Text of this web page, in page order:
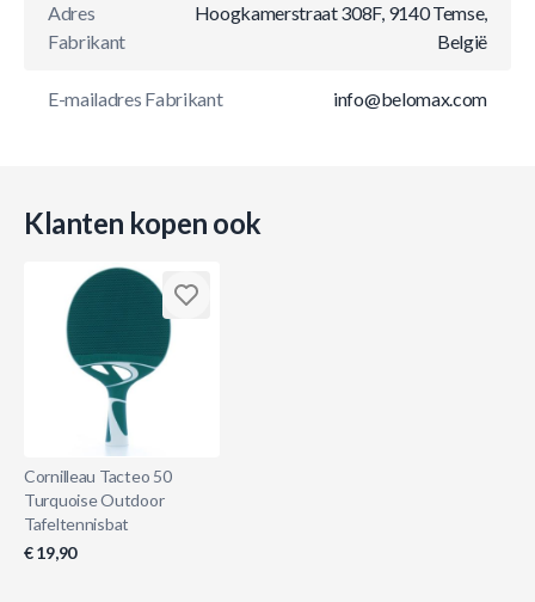
Adres
Fabrikant
Hoogkamerstraat 308F, 9140 Temse,
België
E-mailadres Fabrikant info@belomax.com
Klanten kopen ook
Cornilleau Tacteo 50
Turquoise Outdoor
Tafeltennisbat
€ 19,90